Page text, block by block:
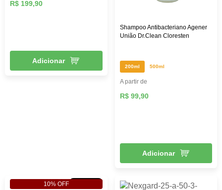
R$ 199,90
Adicionar
Shampoo Antibacteriano Agener
União Dr.Clean Cloresten
200ml 500ml
A partir de
R$ 99,90
Adicionar
10% OFF